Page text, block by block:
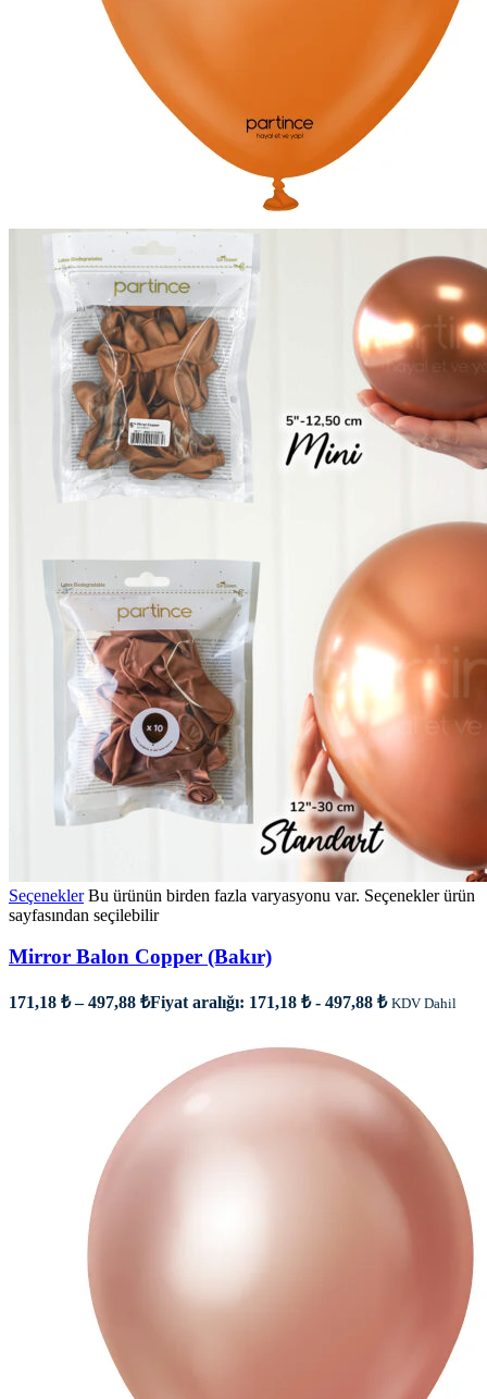
SeçeneklerBu ürünün birden fazla varyasyonu var. Seçenekler ürün
sayfasından seçilebilir
Mirror Balon Copper (Bakır)
171,18 ₺ –497,88 ₺Fiyat aralığı: 171,18 ₺ - 497,88 ₺ KDV Dahil